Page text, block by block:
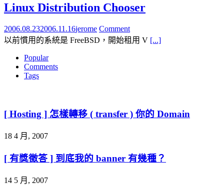
Linux Distribution Chooser
2006.08.232006.11.16jerome Comment
以前慣用的系統是 FreeBSD，開始租用 V [...]
Popular
Comments
Tags
[ Hosting ] 怎樣轉移 ( transfer ) 你的 Domain
18 4 月, 2007
[ 有獎徵答 ] 到底我的 banner 有幾種？
14 5 月, 2007